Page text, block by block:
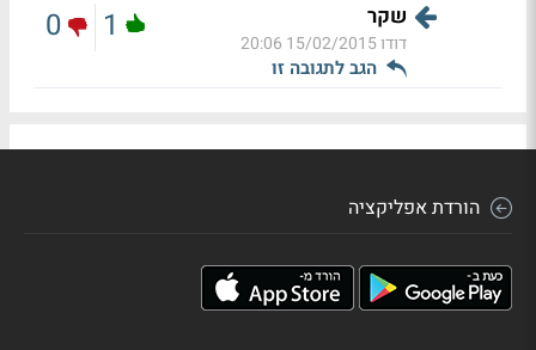
שקר
דודו15/02/2015 20:06
הגב לתגובה זו
1
0
הורדת אפליקציה